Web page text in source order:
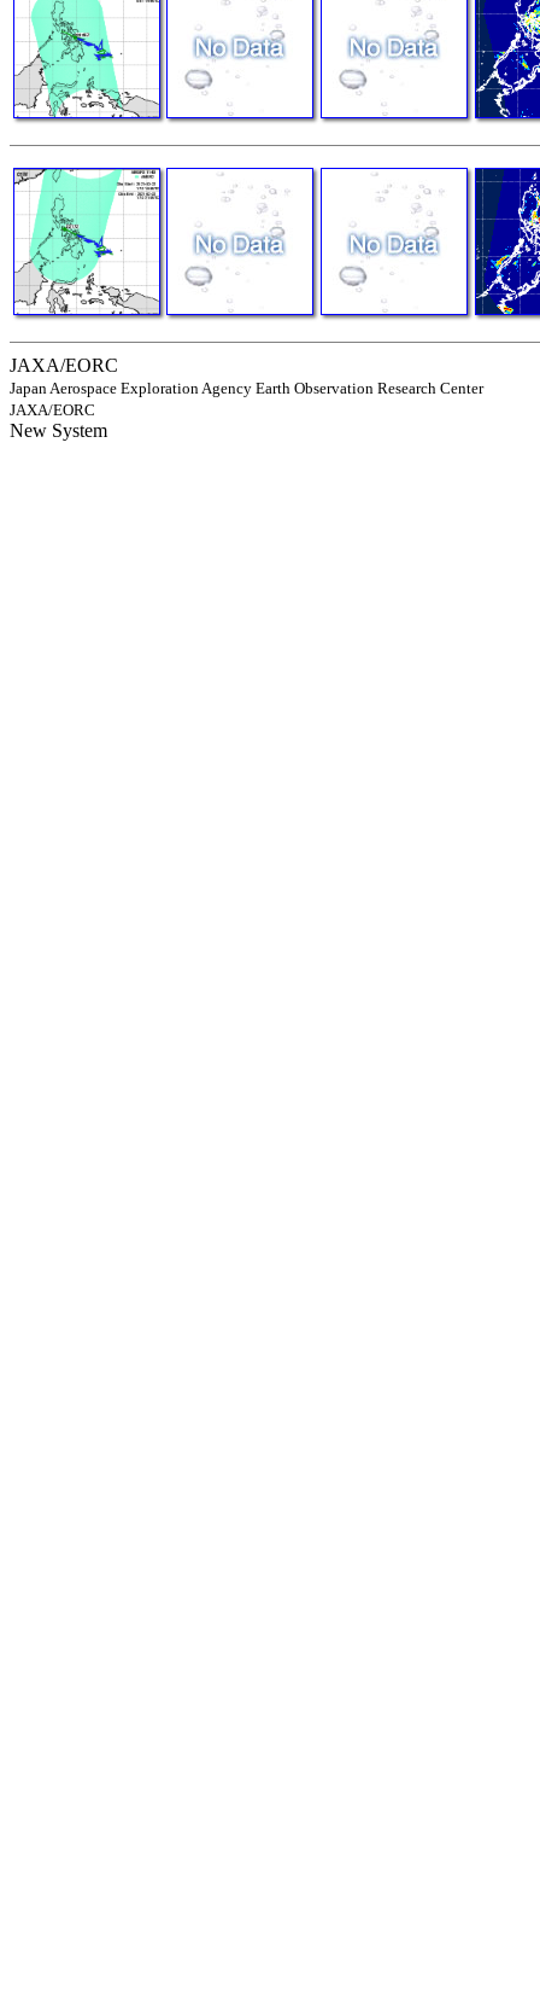
JAXA/EORC
Japan Aerospace Exploration Agency Earth Observation Research Center
JAXA/EORC
New System